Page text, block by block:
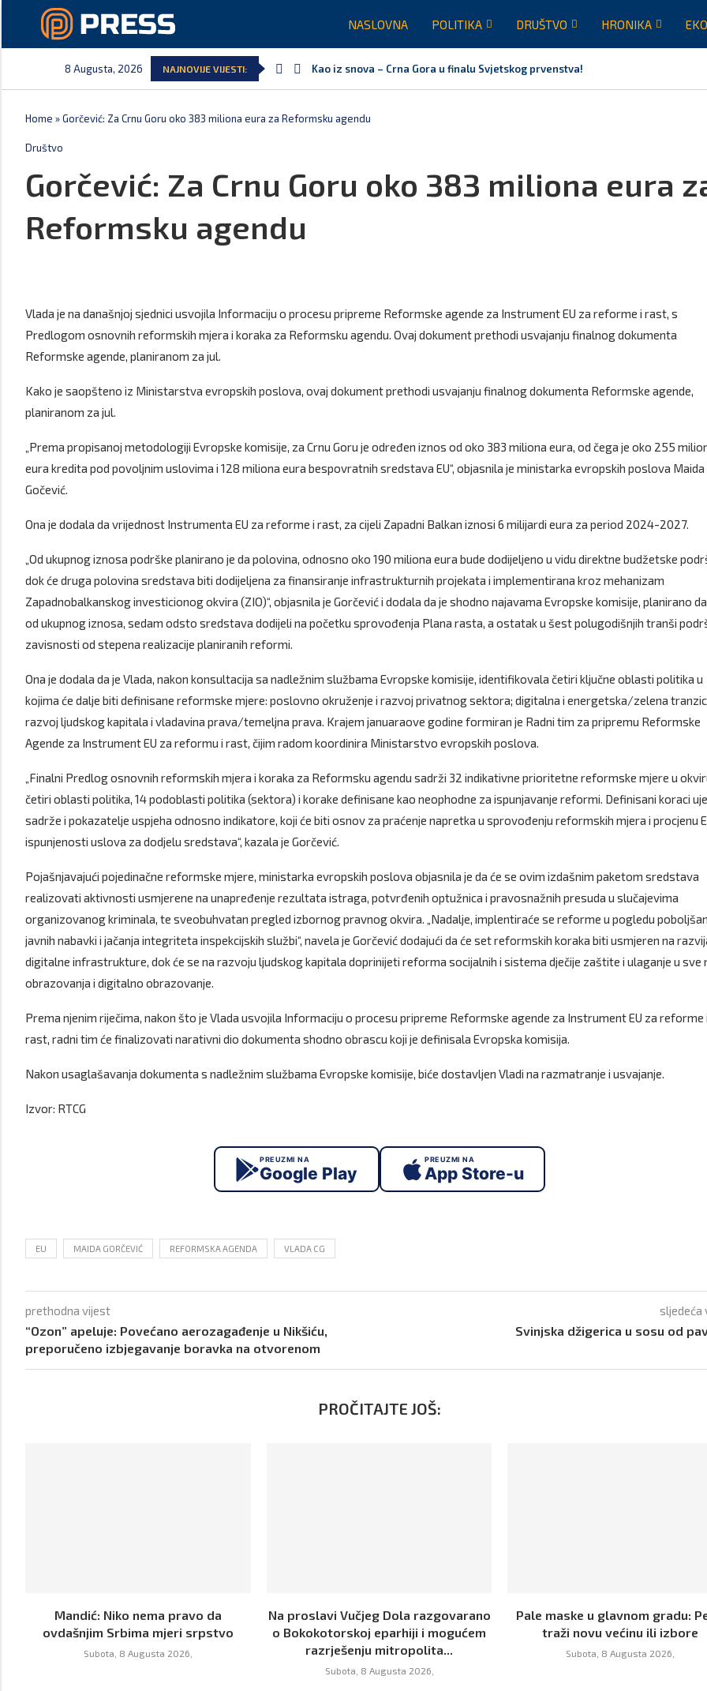
NASLOVNA POLITIKA DRUŠTVO HRONIKA
8 Augusta, 2026 NAJNOVIJE VIJESTI:
Kao iz snova – Crna Gora u finalu Svjetskog prvenstva!
Pejak: Hoće li Milan Knežević i Vučića nazvati izdajnikom zbog dolaska...
Spajić: Otvaramo vrata američkim investicijama i savremenim tehnologijama,
Serbian Times: Vučić podijelio crkvu u Crnoj Gori
Delegacija EU: Crna Gora nije dio inicijative za centre za migrante,...
Potpisan ugovor za prvu fazu stambenog projekta na Veljem brdu vrijednu...
Home »Gorčević: Za Crnu Goru oko 383 miliona eura za Reformsku agendu
Društvo
Gorčević: Za Crnu Goru oko 383 miliona eura
Reformsku agendu
Vlada je na današnjoj sjednici usvojila Informaciju o procesu pripreme Reformske agende za Instrument EU za reforme i rast, s
Predlogom osnovnih reformskih mjera i koraka za Reformsku agendu. Ovaj dokument prethodi usvajanju finalnog dokumenta
Reformske agende, planiranom za jul.
Kako je saopšteno iz Ministarstva evropskih poslova, ovaj dokument prethodi usvajanju finalnog dokumenta Reformske agende,
planiranom za jul.
„Prema propisanoj metodologiji Evropske komisije, za Crnu Goru je određen iznos od oko 383 miliona eura, od čega je oko 255
eura kredita pod povoljnim uslovima i 128 miliona eura bespovratnih sredstava EU“, objasnila je ministarka evropskih poslova Maida
Gočević.
Ona je dodala da vrijednost Instrumenta EU za reforme i rast, za cijeli Zapadni Balkan iznosi 6 milijardi eura za period 2024-2027.
„Od ukupnog iznosa podrške planirano je da polovina, odnosno oko 190 miliona eura bude dodijeljeno u vidu direktne budžetske
dok će druga polovina sredstava biti dodijeljena za finansiranje infrastrukturnih projekata i implementirana kroz mehanizam
Zapadnobalkanskog investicionog okvira (ZIO)“, objasnila je Gorčević i dodala da je shodno najavama Evropske komisije, planirano
od ukupnog iznosa, sedam odsto sredstava dodijeli na početku sprovođenja Plana rasta, a ostatak u šest polugodišnjih tranši
zavisnosti od stepena realizacije planiranih reformi.
Ona je dodala da je Vlada, nakon konsultacija sa nadležnim službama Evropske komisije, identifikovala četiri ključne oblasti politika u
kojima će dalje biti definisane reformske mjere: poslovno okruženje i razvoj privatnog sektora; digitalna i energetska/zelena
razvoj ljudskog kapitala i vladavina prava/temeljna prava. Krajem januaraove godine formiran je Radni tim za pripremu Reformske
Agende za Instrument EU za reformu i rast, čijim radom koordinira Ministarstvo evropskih poslova.
„Finalni Predlog osnovnih reformskih mjera i koraka za Reformsku agendu sadrži 32 indikativne prioritetne reformske mjere u
četiri oblasti politika, 14 podoblasti politika (sektora) i korake definisane kao neophodne za ispunjavanje reformi. Definisani koraci
sadrže i pokazatelje uspjeha odnosno indikatore, koji će biti osnov za praćenje napretka u sprovođenju reformskih mjera i procjenu
ispunjenosti uslova za dodjelu sredstava“, kazala je Gorčević.
Pojašnjavajući pojedinačne reformske mjere, ministarka evropskih poslova objasnila je da će se ovim izdašnim paketom sredstava
realizovati aktivnosti usmjerene na unapređenje rezultata istraga, potvrđenih optužnica i pravosnažnih presuda u slučajevima
organizovanog kriminala, te sveobuhvatan pregled izbornog pravnog okvira. „Nadalje, implentiraće se reforme u pogledu
javnih nabavki i jačanja integriteta inspekcijskih službi“, navela je Gorčević dodajući da će set reformskih koraka biti usmjeren na
digitalne infrastrukture, dok će se na razvoju ljudskog kapitala doprinijeti reforma socijalnih i sistema dječije zaštite i ulaganje u sve
obrazovanja i digitalno obrazovanje.
Prema njenim riječima, nakon što je Vlada usvojila Informaciju o procesu pripreme Reformske agende za Instrument EU za reforme
rast, radni tim će finalizovati narativni dio dokumenta shodno obrascu koji je definisala Evropska komisija.
Nakon usaglašavanja dokumenta s nadležnim službama Evropske komisije, biće dostavljen Vladi na razmatranje i usvajanje.
Izvor: RTCG
PREUZMI NA
Google Play
PREUZMI NA
App Store-u
EU MAIDA GORČEVIĆ REFORMSKA AGENDA VLADA CG
prethodna vijest
“Ozon” apeluje: Povećano aerozagađenje u Nikšiću,
preporučeno izbjegavanje boravka na otvorenom
sljedeća
Svinjska džigerica u sosu od
PROČITAJTE JOŠ:
Mandić: Niko nema pravo da
ovdašnjim Srbima mjeri srpstvo
Subota, 8 Augusta 2026,
Na proslavi Vučjeg Dola razgovarano
o Bokokotorskoj eparhiji i mogućem
razrješenju mitropolita...
Subota, 8 Augusta 2026,
Pale maske u glavnom gradu:
traži novu većinu ili izbore
Subota, 8 Augusta 2026,